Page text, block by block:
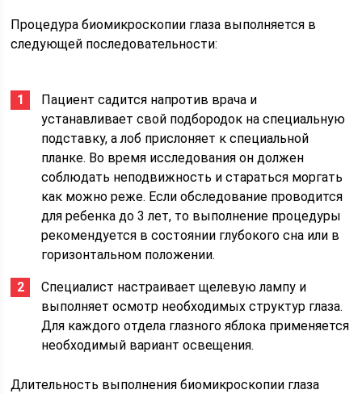
Процедура биомикроскопии глаза выполняется в
следующей последовательности:
Пациент садится напротив врача и
устанавливает свой подбородок на специальную
подставку, а лоб прислоняет к специальной
планке. Во время исследования он должен
соблюдать неподвижность и стараться моргать
как можно реже. Если обследование проводится
для ребенка до 3 лет, то выполнение процедуры
рекомендуется в состоянии глубокого сна или в
горизонтальном положении.
Специалист настраивает щелевую лампу и
выполняет осмотр необходимых структур глаза.
Для каждого отдела глазного яблока применяется
необходимый вариант освещения.
Длительность выполнения биомикроскопии глаза